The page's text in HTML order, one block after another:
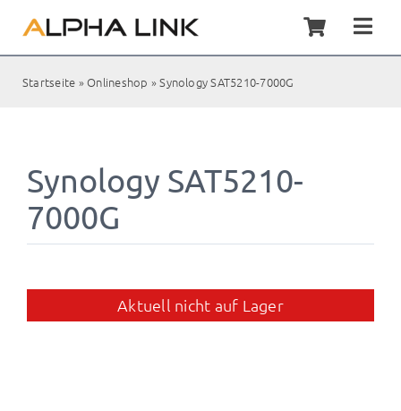
Inhalt
springen
Startseite »Onlineshop »Synology SAT5210-7000G
Synology SAT5210-
7000G
Aktuell nicht auf Lager